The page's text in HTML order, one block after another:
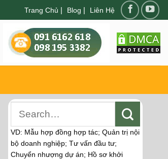
Trang Chủ | Blog | Liên Hệ
VD: Mẫu hợp đồng hợp tác; Quản trị nội
bộ doanh nghiệp; Tư vấn đầu tư;
Chuyển nhượng dự án; Hồ sơ khởi